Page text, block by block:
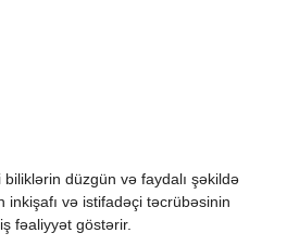
biliklərin düzgün və faydalı şəkildə
inkişafı və istifadəçi təcrübəsinin
fəaliyyət göstərir.